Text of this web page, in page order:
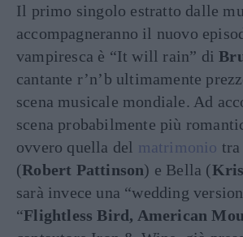
Il primo singolo estratto dalle
accompagneranno il nuovo
vampiresca è “It will rain” di
cantante r’n’b ultimamente
scena musicale mondiale. Ad
scena probabilmente più
ovvero quella del matrimonio tra
(Robert Pattinson) e Bella (
sarà invece una “wedding
“Flightless Bird, American